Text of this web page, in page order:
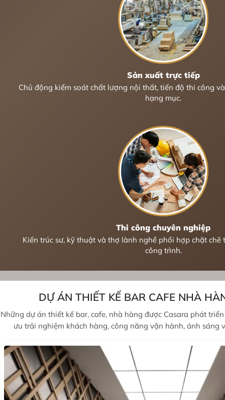
Sản xuất trực tiếp
Chủ động kiểm soát chất lượng nội thất, tiến độ thi công
hạng mục.
Thi công chuyên nghiệp
Kiến trúc sư, kỹ thuật và thợ lành nghề phối hợp chặt chẽ
công trình.
DỰ ÁN THIẾT KẾ BAR CAFE NHÀ
Những dự án thiết kế bar, cafe, nhà hàng được Casara phát
ưu trải nghiệm khách hàng, công năng vận hành, ánh sáng